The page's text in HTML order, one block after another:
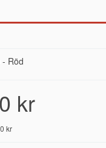
Röd
kr
kr